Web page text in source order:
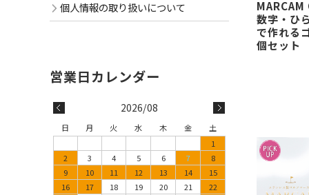
MARCAM
数字・ひ
で作れる
個セット
個人情報の取り扱いについて
2026/08
日 月 火 水 木 金
土
1
2
3 4 5 6 7
8
9
10 11 12 13 14
15
16
17 18 19 20 21
22